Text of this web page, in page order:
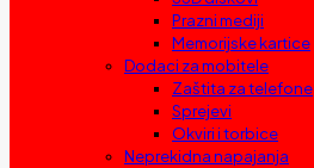
Prazni mediji
Memorijske kartice
Dodaci za mobitele
Zaštita za telefone
Sprejevi
Okviri i torbice
Neprekidna napajanja